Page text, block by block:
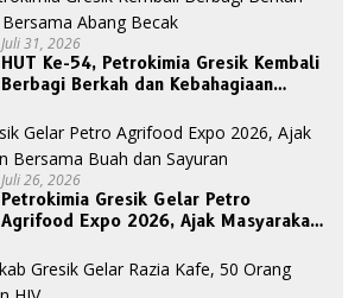
Juli 31, 2026
HUT Ke-54, Petrokimia Gresik Kembali
Berbagi Berkah dan Kebahagiaan
Juli 26, 2026
Petrokimia Gresik Gelar Petro
Agrifood Expo 2026, Ajak Masyarakat